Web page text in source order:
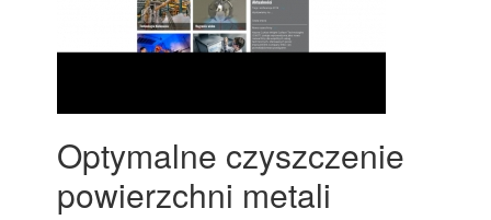
Optymalne czyszczenie
powierzchni metali